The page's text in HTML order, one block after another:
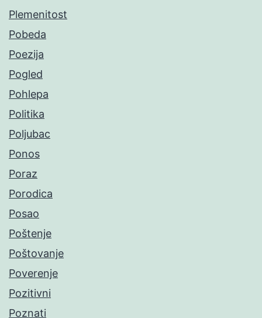
Plemenitost
Pobeda
Poezija
Pogled
Pohlepa
Politika
Poljubac
Ponos
Poraz
Porodica
Posao
Poštenje
Poštovanje
Poverenje
Pozitivni
Poznati